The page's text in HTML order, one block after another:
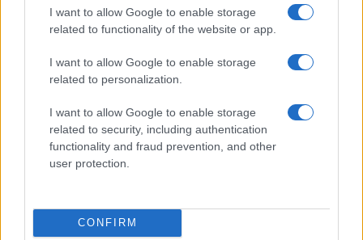
I want to allow Google to enable storage
related to functionality of the website or app.
I want to allow Google to enable storage
related to personalization.
I want to allow Google to enable storage
related to security, including authentication
functionality and fraud prevention, and other
user protection.
CONFIRM
Nuova Zelanda: ondata di freddo eccezionale porta
neve a bassa quota
MotoGP e Olimpiadi. Le ultime news dalle competizioni
nazionali e internazionali, gli highlight delle partite, le